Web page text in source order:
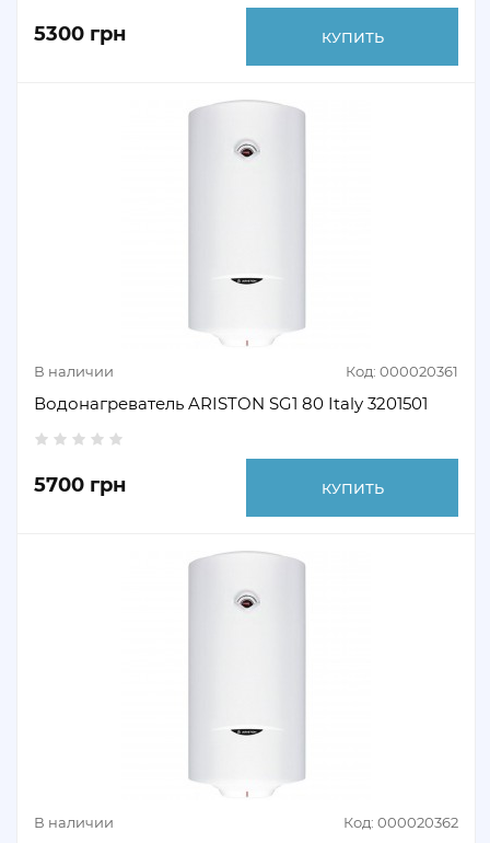
5300 грн КУПИТЬ
В наличии Код: 000020361
Водонагреватель ARISTON SG1 80 Italy 3201501
5700 грн КУПИТЬ
В наличии Код: 000020362